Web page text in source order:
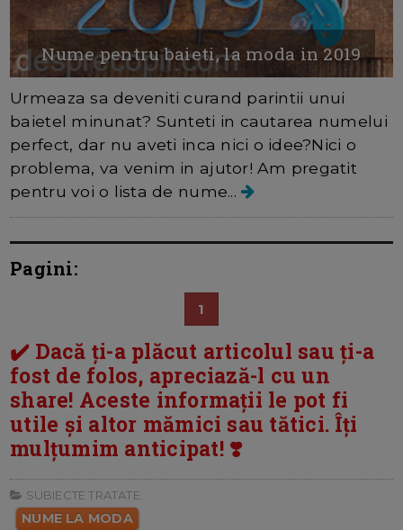
Nume pentru baieti, la moda in 2019
Urmeaza sa deveniti curand parintii unui
baietel minunat? Sunteti in cautarea numelui
perfect, dar nu aveti inca nici o idee?Nici o
problema, va venim in ajutor! Am pregatit
pentru voi o lista de nume...
Pagini:
1
✔️ Dacă ți-a plăcut articolul sau ți-a
fost de folos, apreciază-l cu un
share! Aceste informații le pot fi
utile și altor mămici sau tătici. Îți
mulțumim anticipat! ❣️
SUBIECTE TRATATE:
NUME LA MODA